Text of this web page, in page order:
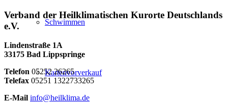
Schwimmen
Kartenvorverkauf
Verband der Heilklimatischen Kurorte Deutschlands
e.V.
Lindenstraße 1A
33175 Bad Lippspringe
Telefon 05252 26265
Telefax 05251 1322733265
E-Mail info@heilklima.de